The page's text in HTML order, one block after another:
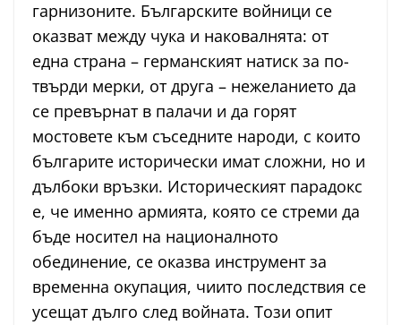
гарнизоните. Българските войници се
оказват между чука и наковалнята: от
една страна – германският натиск за по-
твърди мерки, от друга – нежеланието да
се превърнат в палачи и да горят
мостовете към съседните народи, с които
българите исторически имат сложни, но и
дълбоки връзки. Историческият парадокс
е, че именно армията, която се стреми да
бъде носител на националното
обединение, се оказва инструмент за
временна окупация, чиито последствия се
усещат дълго след войната. Този опит